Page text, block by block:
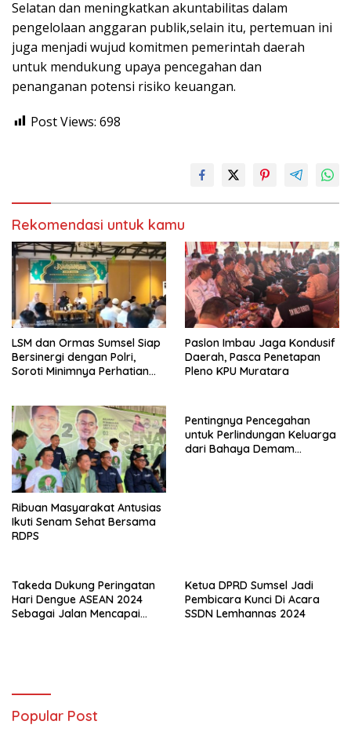
Selatan dan meningkatkan akuntabilitas dalam
pengelolaan anggaran publik,selain itu, pertemuan ini
juga menjadi wujud komitmen pemerintah daerah
untuk mendukung upaya pencegahan dan
penanganan potensi risiko keuangan.
Post Views: 698
Rekomendasi untuk kamu
LSM dan Ormas Sumsel Siap
Bersinergi dengan Polri,
Soroti Minimnya Perhatian
Paslon Imbau Jaga Kondusif
Daerah, Pasca Penetapan
Pleno KPU Muratara
Ribuan Masyarakat Antusias
Ikuti Senam Sehat Bersama
RDPS
Pentingnya Pencegahan
untuk Perlindungan Keluarga
dari Bahaya Demam
Takeda Dukung Peringatan
Hari Dengue ASEAN 2024
Sebagai Jalan Mencapai
Ketua DPRD Sumsel Jadi
Pembicara Kunci Di Acara
SSDN Lemhannas 2024
Popular Post